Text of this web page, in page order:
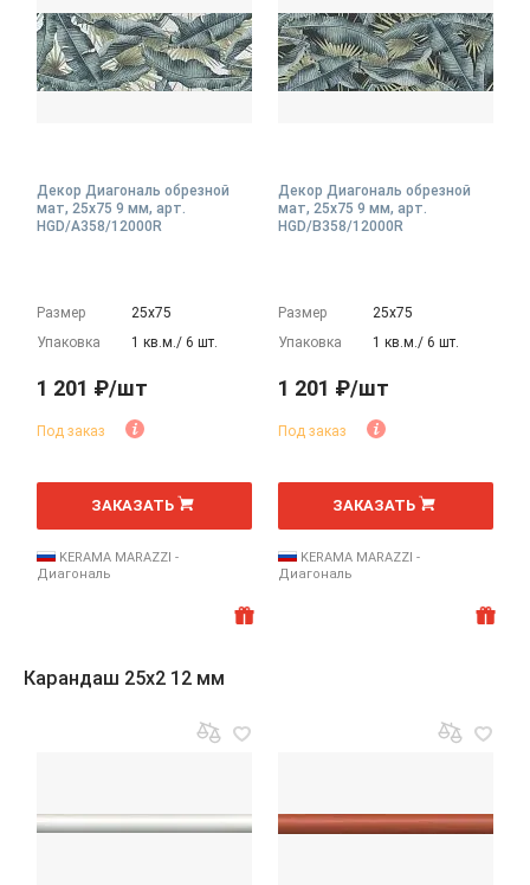
Декор Диагональ обрезной
мат, 25x75 9 мм, арт.
HGD/A358/12000R
Размер
25х75
Упаковка
1 кв.м./ 6 шт.
1 201 ₽/шт
Под заказ
шт
ЗАКАЗАТЬ
KERAMA MARAZZI -
Диагональ
Декор Диагональ обрезной
мат, 25x75 9 мм, арт.
HGD/B358/12000R
Размер
25х75
Упаковка
1 кв.м./ 6 шт.
1 201 ₽/шт
Под заказ
шт
ЗАКАЗАТЬ
KERAMA MARAZZI -
Диагональ
Карандаш 25x2 12 мм